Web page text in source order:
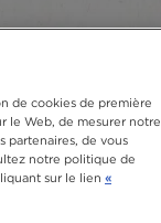
de cookies de première
le Web, de mesurer notre
partenaires, de vous
notre politique de
sur le lien «